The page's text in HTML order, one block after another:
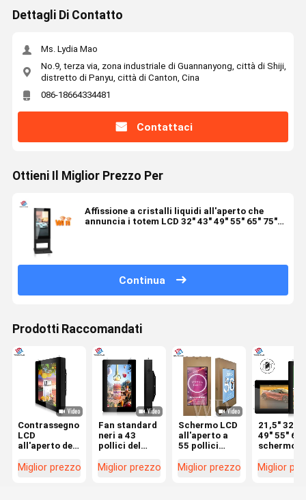
Dettagli Di Contatto
Ms. Lydia Mao
No.9, terza via, zona industriale di Guannanyong, città di Shiji,
distretto di Panyu, città di Canton, Cina
086-18664334481
Contattaci
Ottieni Il Miglior Prezzo Per
Affissione a cristalli liquidi all'aperto che
annuncia i totem LCD 32" 43" 49" 55" 65" 75"
Continua
Prodotti Raccomandati
Contrassegno
LCD
all'aperto del
Digital per la
Miglior prezzo
Fan standard
neri a 43
pollici del
LCD
Miglior prezzo
Schermo LCD
all'aperto a
55 pollici
affinchè
Miglior prezzo
21,5" 32"
49" 55" 65"
schermo
Miglior